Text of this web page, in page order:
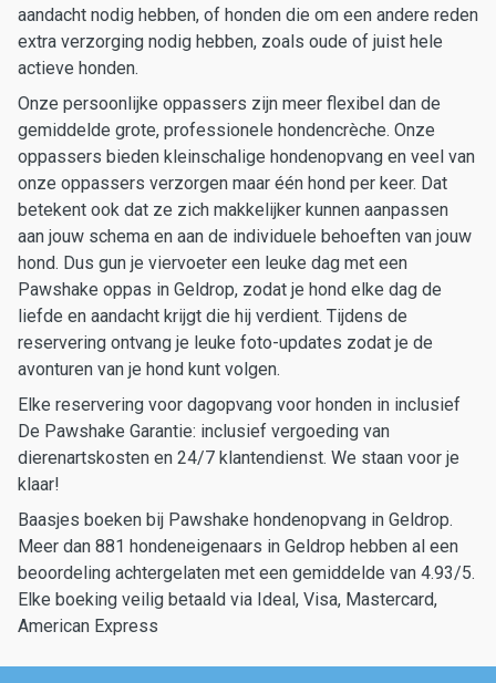
aandacht nodig hebben, of honden die om een andere reden
extra verzorging nodig hebben, zoals oude of juist hele
actieve honden.
Onze persoonlijke oppassers zijn meer flexibel dan de
gemiddelde grote, professionele hondencrèche. Onze
oppassers bieden kleinschalige hondenopvang en veel van
onze oppassers verzorgen maar één hond per keer. Dat
betekent ook dat ze zich makkelijker kunnen aanpassen
aan jouw schema en aan de individuele behoeften van jouw
hond. Dus gun je viervoeter een leuke dag met een
Pawshake oppas in Geldrop, zodat je hond elke dag de
liefde en aandacht krijgt die hij verdient. Tijdens de
reservering ontvang je leuke foto-updates zodat je de
avonturen van je hond kunt volgen.
Elke reservering voor dagopvang voor honden in inclusief
De Pawshake Garantie: inclusief vergoeding van
dierenartskosten en 24/7 klantendienst. We staan voor je
klaar!
Baasjes boeken bij Pawshake hondenopvang in Geldrop.
Meer dan 881 hondeneigenaars in Geldrop hebben al een
beoordeling achtergelaten met een gemiddelde van 4.93/5.
Elke boeking veilig betaald via Ideal, Visa, Mastercard,
American Express